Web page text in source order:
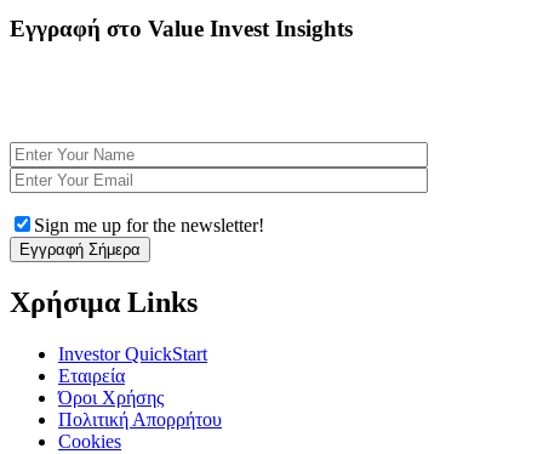
Εγγραφή στο Value Invest Insights
Sign me up for the newsletter!
Χρήσιμα Links
Investor QuickStart
Εταιρεία
Όροι Χρήσης
Πολιτική Απορρήτου
Cookies